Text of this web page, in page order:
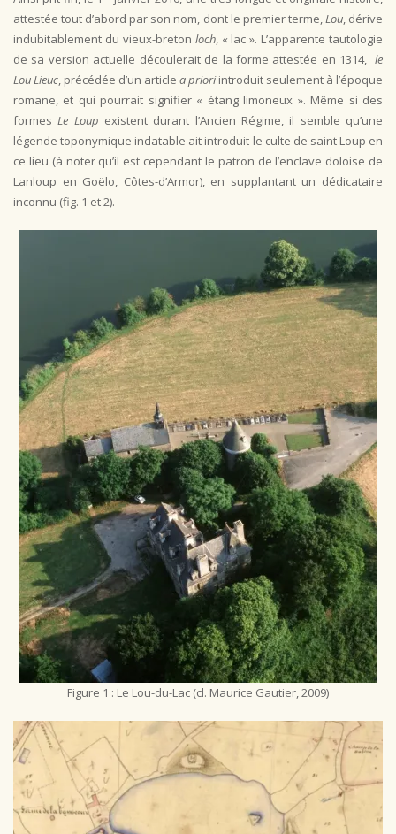
attestée tout d’abord par son nom, dont le premier terme,Lou, dérive
indubitablement du vieux-breton loch, « lac ». L’apparente tautologie
de sa version actuelle découlerait de la forme attestée en 1314, le
Lou Lieuc, précédée d’un article a prioriintroduit seulement à l’époque
romane, et qui pourrait signifier « étang limoneux ». Même si des
formesLe Loup existent durant l’Ancien Régime, il semble qu’une
légende toponymique indatable ait introduit le culte de saint Loup en
ce lieu (à noter qu’il est cependant le patron de l’enclave doloise de
Lanloup en Goëlo, Côtes-d’Armor), en supplantant un dédicataire
inconnu (fig. 1 et 2).
Figure 1 : Le Lou-du-Lac (cl. Maurice Gautier, 2009)